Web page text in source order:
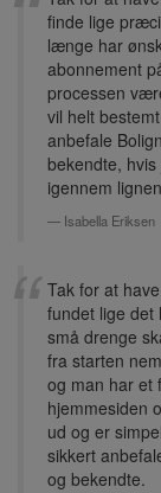
finde lige
længe har
abonnement
processen
vil helt
anbefale
bekendte,
igennem
Isabella Eriksen
Tak for at
fundet lige det
små drenge
fra starten
og man har et
hjemmesiden
ud og er
sikkert
og bekendte.